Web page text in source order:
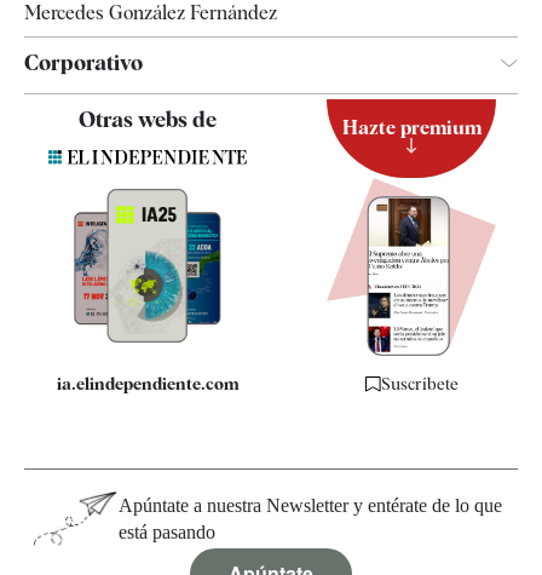
Mercedes González Fernández
Corporativo
Contacto
Quiénes somos
Especificaciones
Otras webs de
ia.elindependiente.com
Hazte premium
Suscríbete
Apúntate a nuestra Newsletter y entérate de lo que
está pasando